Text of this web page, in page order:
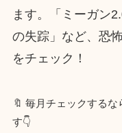
ます。「ミーガン
の失踪」など、恐
をチェック！
🔖 毎月チェックする
す👇